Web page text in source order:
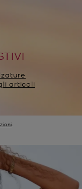
articoli
.